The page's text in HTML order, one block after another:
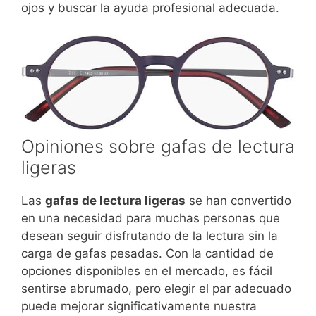
ojos y buscar la ayuda profesional adecuada.
Opiniones sobre gafas de lectura
ligeras
Las gafas de lectura ligeras se han convertido
en una necesidad para muchas personas que
desean seguir disfrutando de la lectura sin la
carga de gafas pesadas. Con la cantidad de
opciones disponibles en el mercado, es fácil
sentirse abrumado, pero elegir el par adecuado
puede mejorar significativamente nuestra